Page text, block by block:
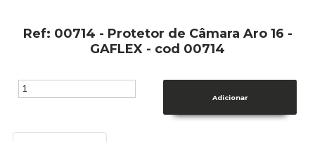
Ref: 00714 - Protetor de Câmara Aro 16 -
GAFLEX - cod 00714